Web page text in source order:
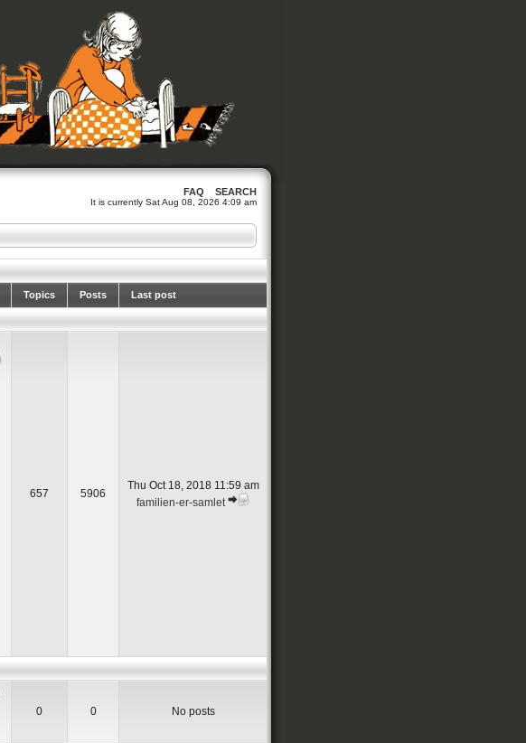
FAQ SEARCH
It is currently Sat Aug 08, 2026 4:09 am
Topics Posts Last post
657 5906
Thu Oct 18, 2018 11:59 am
familien-er-samlet
0 0 No posts